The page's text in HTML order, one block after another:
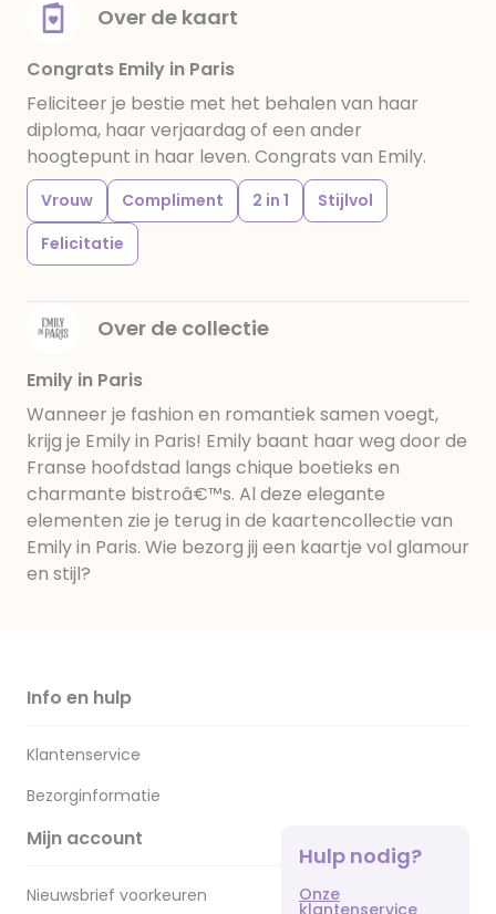
Over de kaart
Congrats Emily in Paris
Feliciteer je bestie met het behalen van haar
diploma, haar verjaardag of een ander
hoogtepunt in haar leven. Congrats van Emily.
Vrouw Compliment 2 in 1
Stijlvol
Felicitatie
Over de collectie
Emily in Paris
Wanneer je fashion en romantiek samen voegt,
krijg je Emily in Paris! Emily baant haar weg door de
Franse hoofdstad langs chique boetieks en
charmante bistroâ€™s. Al deze elegante
elementen zie je terug in de kaartencollectie van
Emily in Paris. Wie bezorg jij een kaartje vol glamour
en stijl?
Info en hulp
Klantenservice
Bezorginformatie
Mijn account
Nieuwsbrief voorkeuren
Hulp nodig?
Onze
klantenservice